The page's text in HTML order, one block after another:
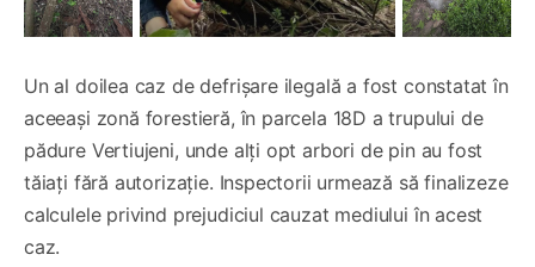
Un al doilea caz de defrișare ilegală a fost constatat în
aceeași zonă forestieră, în parcela 18D a trupului de
pădure Vertiujeni, unde alți opt arbori de pin au fost
tăiați fără autorizație. Inspectorii urmează să finalizeze
calculele privind prejudiciul cauzat mediului în acest
caz.